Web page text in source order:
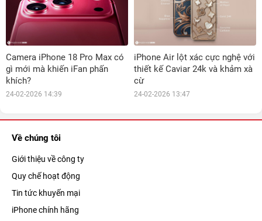
Camera iPhone 18 Pro Max có
gì mới mà khiến iFan phấn
khích?
24-02-2026 14:39
iPhone Air lột xác cực nghệ với
thiết kế Caviar 24k và khảm xà
cừ
24-02-2026 13:47
Về chúng tôi
Giới thiệu về công ty
Quy chế hoạt động
Tin tức khuyến mại
iPhone chính hãng